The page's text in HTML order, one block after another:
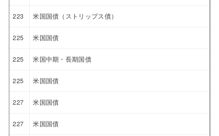
223 米国国債（ストリップス債）
225 米国国債
225 米国中期・長期国債
225 米国国債
227 米国国債
227 米国国債